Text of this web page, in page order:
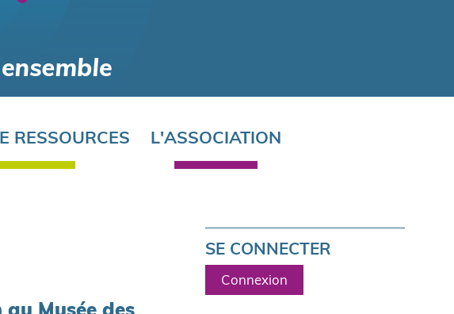
RESSOURCES L'ASSOCIATION
SE CONNECTER
Connexion